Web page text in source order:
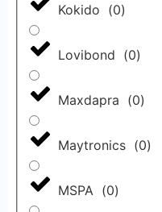
Kokido (0)
Lovibond (0)
Maxdapra (0)
Maytronics (0)
MSPA (0)